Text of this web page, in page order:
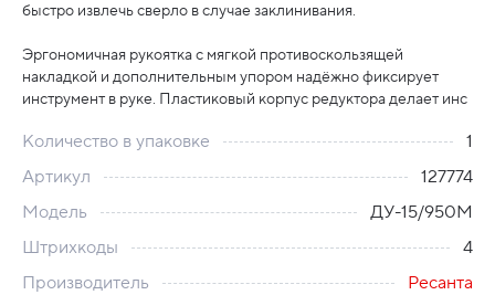
быстро извлечь сверло в случае заклинивания.
Эргономичная рукоятка с мягкой противоскользящей
накладкой и дополнительным упором надёжно фиксирует
инструмент в руке. Пластиковый корпус редуктора делает инс
Количество в упаковке
1
Артикул
127774
Модель
ДУ-15/950М
Штрихкоды
4
Производитель
Ресанта